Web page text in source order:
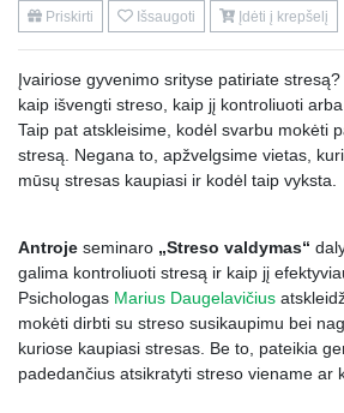
13. Būti sirgaliumi
14. Koncertai
15. Dainavimas
17. Norų lygmuo
18. Sąrašas: kas patinka
19. Kūno lygmuo
Atpalaidavimas
Priskirti
Išsaugoti Įdėti į krepšelį
Įvairiose gyvenimo srityse patiriate stresą?
kaip išvengti streso, kaip jį kontroliuoti
Taip pat atskleisime, kodėl svarbu mokėti
stresą. Negana to, apžvelgsime vietas,
mūsų stresas kaupiasi ir kodėl taip vyksta.
Antroje seminaro „Streso valdymas“
galima kontroliuoti stresą ir kaip jį
Psichologas Marius Daugelavičius
mokėti dirbti su streso susikaupimu bei
kuriose kaupiasi stresas. Be to, pateikia
padedančius atsikratyti streso viename ar